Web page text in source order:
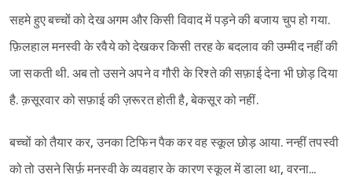
सहमे हुए बच्चों को देख अगम और किसी विवाद में पड़ने की बजाय चुप हो गया.
फ़िलहाल मनस्वी के रवैये को देखकर किसी तरह के बदलाव की उम्मीद नहीं की
जा सकती थी. अब तो उसने अपने व गौरी के रिश्ते की सफ़ाई देना भी छोड़ दिया
है. क़सूरवार को सफ़ाई की ज़रूरत होती है, बेकसूर को नहीं.
बच्चों को तैयार कर, उनका टिफिन पैक कर वह स्कूल छोड़ आया. नन्हीं तपस्वी
को तो उसने सिर्फ़ मनस्वी के व्यवहार के कारण स्कूल में डाला था, वरना...